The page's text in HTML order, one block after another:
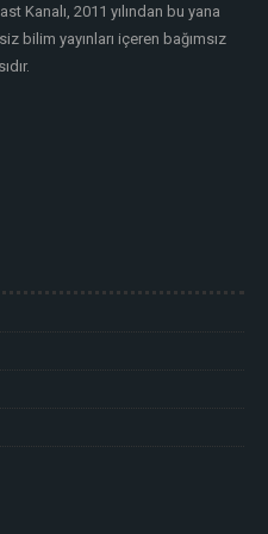
Kanalı, 2011 yılından bu yana
bilim yayınları içeren bağımsız